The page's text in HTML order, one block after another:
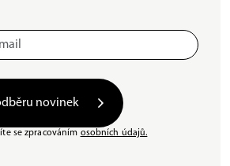
novinek
se zpracováním osobních údajů.